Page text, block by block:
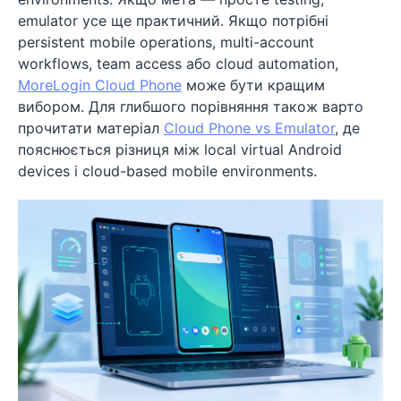
emulator усе ще практичний. Якщо потрібні
persistent mobile operations, multi-account
workflows, team access або cloud automation,
MoreLogin Cloud Phone може бути кращим
вибором. Для глибшого порівняння також варто
прочитати матеріал Cloud Phone vs Emulator, де
пояснюється різниця між local virtual Android
devices і cloud-based mobile environments.